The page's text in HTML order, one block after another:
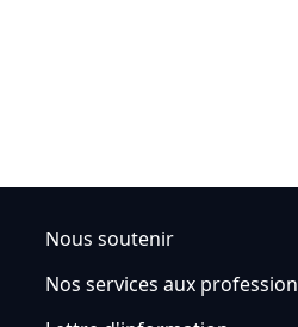
Nous soutenir
Nos services aux